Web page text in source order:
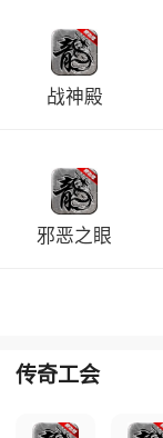
战神殿
邪恶之眼
传奇工会